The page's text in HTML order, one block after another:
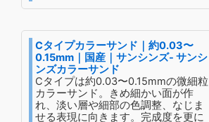
Cタイプカラーサンド｜約0.03〜
0.15mm｜国産｜サンシンズ- サンシ
ンズカラーサンド
Cタイプは約0.03〜0.15mmの微細粒
カラーサンド。きめ細かい面が作
れ、淡い層や細部の色調整、なじま
せる表現に向きます。完成度を更に